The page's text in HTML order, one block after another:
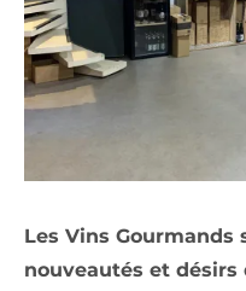
Les Vins Gourmands
nouveautés et désirs